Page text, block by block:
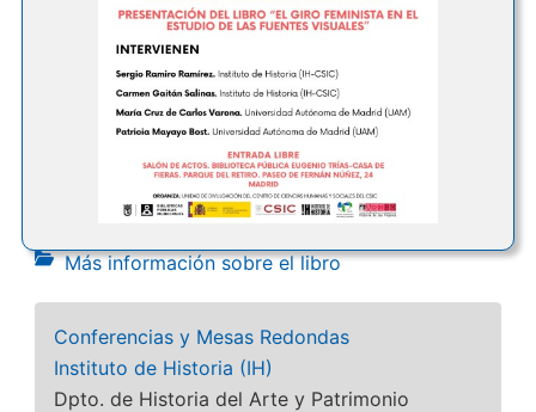
Más información sobre el libro
Conferencias y Mesas Redondas
Instituto de Historia (IH)
Dpto. de Historia del Arte y Patrimonio